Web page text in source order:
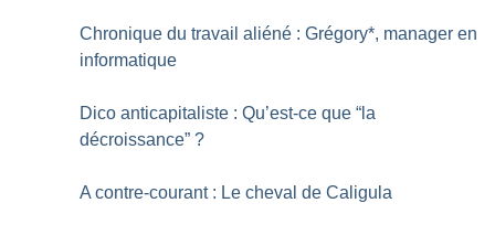
Chronique du travail aliéné : Grégory*, manager en
informatique
Dico anticapitaliste : Qu’est-ce que “la
décroissance” ?
A contre-courant : Le cheval de Caligula